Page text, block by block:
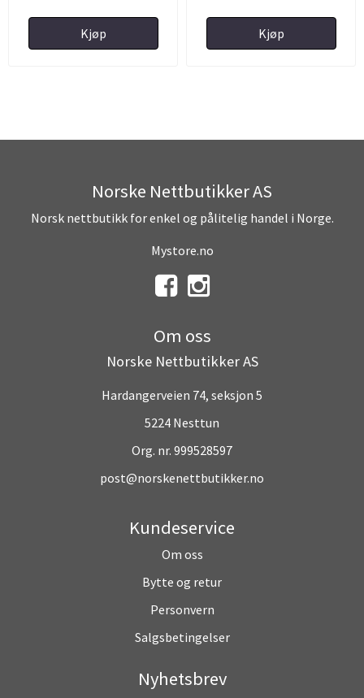
Kjøp Kjøp
Norske Nettbutikker AS
Norsk nettbutikk for enkel og pålitelig handel i Norge.
Mystore.no
Om oss
Norske Nettbutikker AS
Hardangerveien 74, seksjon 5
5224 Nesttun
Org. nr. 999528597
post@norskenettbutikker.no
Kundeservice
Om oss
Bytte og retur
Personvern
Salgsbetingelser
Nyhetsbrev